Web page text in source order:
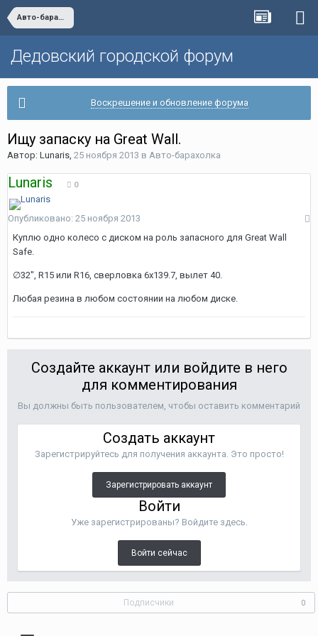
Авто-барахолка
Дедовский городской форум
Воскрешение и обновление форума
Ищу запаску на Great Wall.
Автор: Lunaris, 25 ноября 2013 в Авто-барахолка
Lunaris 0
Опубликовано: 25 ноября 2013
Куплю одно колесо с диском на роль запасного для Great Wall
Safe.
∅32", R15 или R16, сверловка 6x139.7, вылет 40.
Любая резина в любом состоянии на любом диске.
Создайте аккаунт или войдите в него
для комментирования
Вы должны быть пользователем, чтобы оставить комментарий
Создать аккаунт
Зарегистрируйтесь для получения аккаунта. Это просто!
Зарегистрировать аккаунт
Войти
Уже зарегистрированы? Войдите здесь.
Войти сейчас
Подписчики 0